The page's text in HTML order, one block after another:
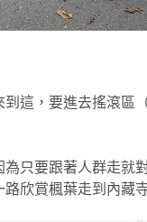
到這，要進去搖滾區
只要跟著人群走就
欣賞楓葉走到內藏